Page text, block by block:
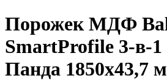
Порожек МДФ
SmartProfile 3-в-1
Панда 1850x43,7